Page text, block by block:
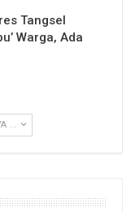
Tangsel
Warga, Ada
...